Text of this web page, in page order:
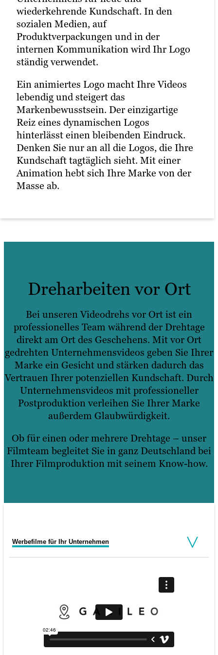
wiederkehrende Kundschaft. In den
sozialen Medien, auf
Produktverpackungen und in der
internen Kommunikation wird Ihr Logo
ständig verwendet.
Ein animiertes Logo macht Ihre Videos
lebendig und steigert das
Markenbewusstsein. Der einzigartige
Reiz eines dynamischen Logos
hinterlässt einen bleibenden Eindruck.
Denken Sie nur an all die Logos, die Ihre
Kundschaft tagtäglich sieht. Mit einer
Animation hebt sich Ihre Marke von der
Masse ab.
Ihrem Unternehmen zu verstehen. Ein
animiertes Erklärvideo kann in 2D, 3D
oder in einer Mischform erstellt werden.
Im Vergleich zu anderen Arten von
Content generieren Erklärvideos mehr
Leads und konvertieren schneller. In nur
wenigen Minuten erhält Ihre Kundschaft
ein besseres Verständnis Ihres Angebots
und seiner Feature. Außerdem haben Sie
mit Animationen die Möglichkeit, Ihre
einzigartige Brand Voice in Ihre Inhalte
einfließen zu lassen.
Visionen und Werte ins Bewegtbild
übertragen. Das erfordert durchdachte
Planung am Storyboard. Allerdings
schützen Sie so Ihre Marke vor kleineren
Schwankungen, wenn Suchmaschinen
Ihren Algorithmus anpassen. Ein starkes
Image ist immer noch die beste SEO!
Betrachten Sie es als Erstgespräch mit
der Kundschaft, die erfahren möchten, ob
sie zu Ihnen passen. Der erste Eindruck
zählt! Deshalb stellen wir durch
jahrelange Erfahrung als Video-Agentur
sicher, dass Ihr Image auch im noch so
knappen Kurzfilm auf den Punkt
Dreharbeiten vor Ort
Bei unseren Videodrehs vor Ort ist ein
professionelles Team während der Drehtage
direkt am Ort des Geschehens. Mit vor Ort
gedrehten Unternehmensvideos geben Sie Ihrer
Marke ein Gesicht und stärken dadurch das
Vertrauen Ihrer potenziellen Kundschaft. Durch
Unternehmensvideos mit professioneller
Postproduktion verleihen Sie Ihrer Marke
außerdem Glaubwürdigkeit.
Ob für einen oder mehrere Drehtage – unser
Filmteam begleitet Sie in ganz Deutschland bei
Ihrer Filmproduktion mit seinem Know-how.
Werbefilme für Ihr Unternehmen
Als Firma umwerben Sie nicht nur Ihre
Kundschaft, sondern auch zukünftige
Angestellte. Mit einem soliden
Employer Branding können Sie nach